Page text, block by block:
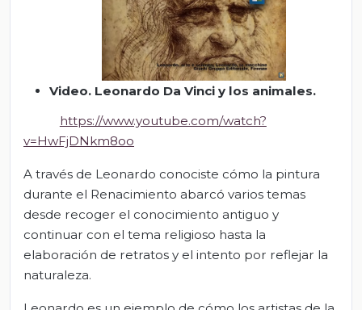
Video. Leonardo Da Vinci y los animales.
https://www.youtube.com/watch?
v=HwFjDNkm8oo
A través de Leonardo conociste cómo la pintura
durante el Renacimiento abarcó varios temas
desde recoger el conocimiento antiguo y
continuar con el tema religioso hasta la
elaboración de retratos y el intento por reflejar la
naturaleza.